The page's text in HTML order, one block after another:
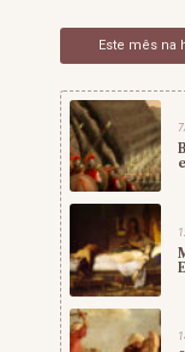
Este mês na